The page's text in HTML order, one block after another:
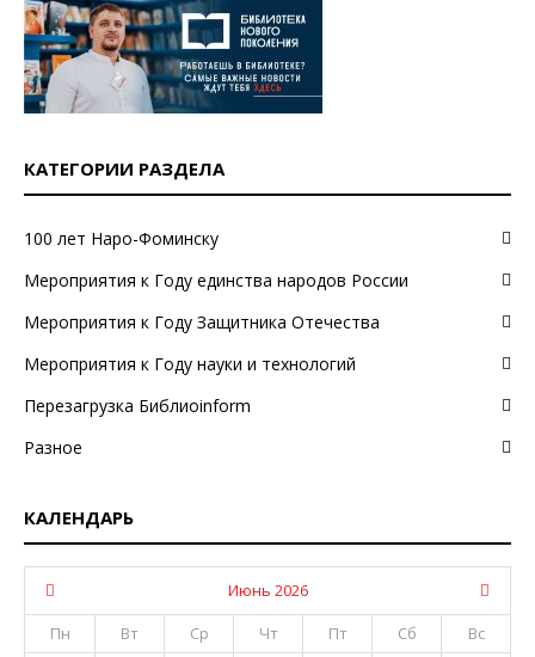
КАТЕГОРИИ РАЗДЕЛА
100 лет Наро-Фоминску
Мероприятия к Году единства народов России
Мероприятия к Году Защитника Отечества
Мероприятия к Году науки и технологий
Перезагрузка Библиоinform
Разное
КАЛЕНДАРЬ
Июнь 2026
Пн
Вт Ср Чт Пт Сб Вс